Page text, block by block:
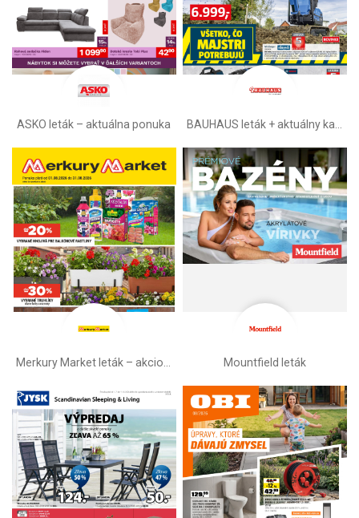
ASKO leták – aktuálna ponuka
Mountfield leták